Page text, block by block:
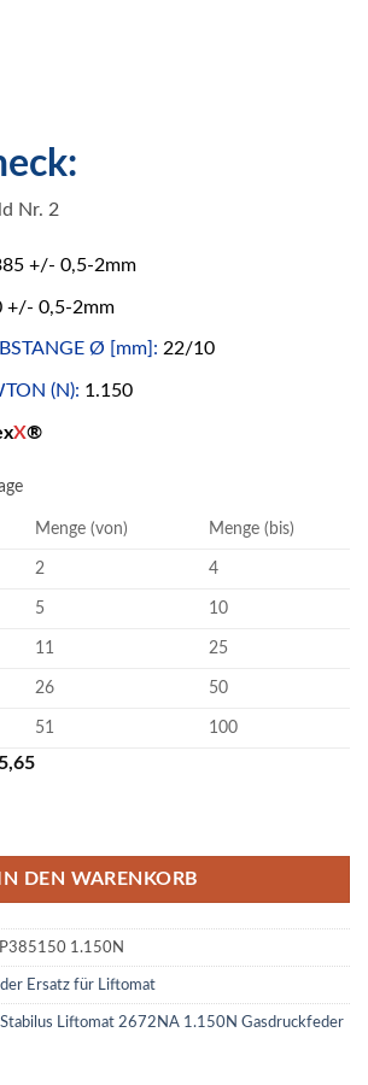
Nr. 2
+/- 0,5-2mm
+/- 0,5-2mm
Ø [mm]: 22/10
(N): 1.150
X®
Menge (von) Menge (bis)
2 4
5 10
11 25
26 50
51 100
2672NA 1.150N Gasdruckfeder M8 22/10
IN DEN WARENKORB
1.150N
Ersatz für Liftomat
Liftomat 2672NA 1.150N Gasdruckfeder